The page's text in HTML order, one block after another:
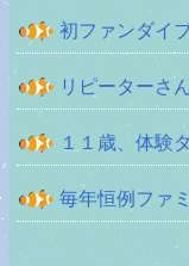
初ファンダイ
リピーターさ
１１歳、体験
毎年恒例ファ